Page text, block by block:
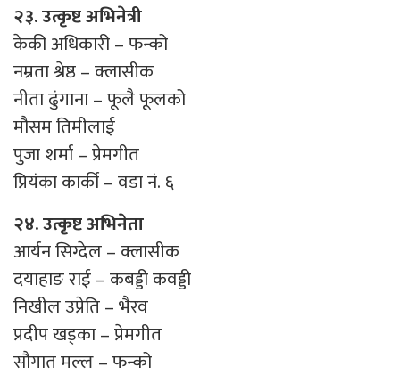
२३. उत्कृष्ट अभिनेत्री
केकी अधिकारी – फन्को
नम्रता श्रेष्ठ – क्लासीक
नीता ढुंगाना – फूलै फूलको
मौसम तिमीलाई
पुजा शर्मा – प्रेमगीत
प्रियंका कार्की – वडा नं. ६
२४. उत्कृष्ट अभिनेता
आर्यन सिग्देल – क्लासीक
दयाहाङ राई – कबड्डी कवड्डी
निखील उप्रेति – भैरव
प्रदीप खड्का – प्रेमगीत
सौगात मल्ल – फन्को